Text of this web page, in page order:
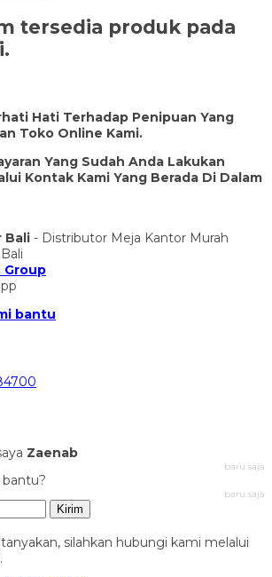
tersedia produk pada
Hati Terhadap Penipuan Yang
Toko Online Kami.
Yang Sudah Anda Lakukan
Kontak Kami Yang Berada Di Dalam
Bali - Distributor Meja Kantor Murah
Group
bantu
Zaenab
baru saja
bantu?
baru saja
Kirim
silahkan hubungi kami melalui